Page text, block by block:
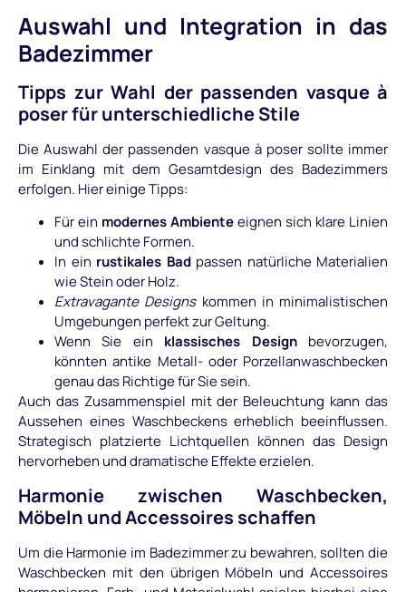
Auswahl und Integration in das
Badezimmer
Tipps zur Wahl der passenden vasque à
poser für unterschiedliche Stile
Die Auswahl der passenden vasque à poser sollte immer
im Einklang mit dem Gesamtdesign des Badezimmers
erfolgen. Hier einige Tipps:
Für ein modernes Ambienteeignen sich klare Linien
und schlichte Formen.
In ein rustikales Badpassen natürliche Materialien
wie Stein oder Holz.
Extravagante Designskommen in minimalistischen
Umgebungen perfekt zur Geltung.
Wenn Sie ein klassisches Designbevorzugen,
könnten antike Metall- oder Porzellanwaschbecken
genau das Richtige für Sie sein.
Auch das Zusammenspiel mit der Beleuchtung kann das
Aussehen eines Waschbeckens erheblich beeinflussen.
Strategisch platzierte Lichtquellen können das Design
hervorheben und dramatische Effekte erzielen.
Harmonie zwischen Waschbecken,
Möbeln und Accessoires schaffen
Um die Harmonie im Badezimmer zu bewahren, sollten die
Waschbecken mit den übrigen Möbeln und Accessoires